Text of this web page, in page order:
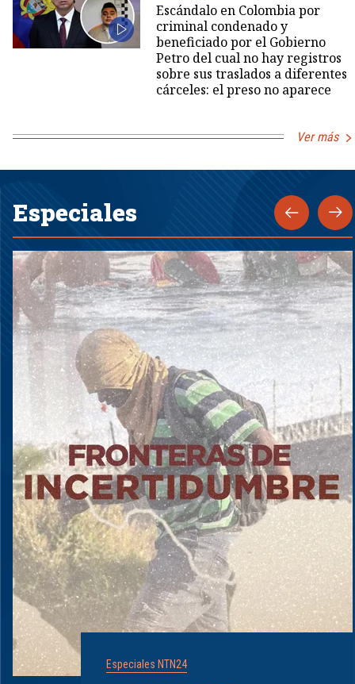
Escándalo en Colombia por
criminal condenado y
beneficiado por el Gobierno
Petro del cual no hay registros
sobre sus traslados a diferentes
cárceles: el preso no aparece
Ver más
Especiales
Especiales NTN24